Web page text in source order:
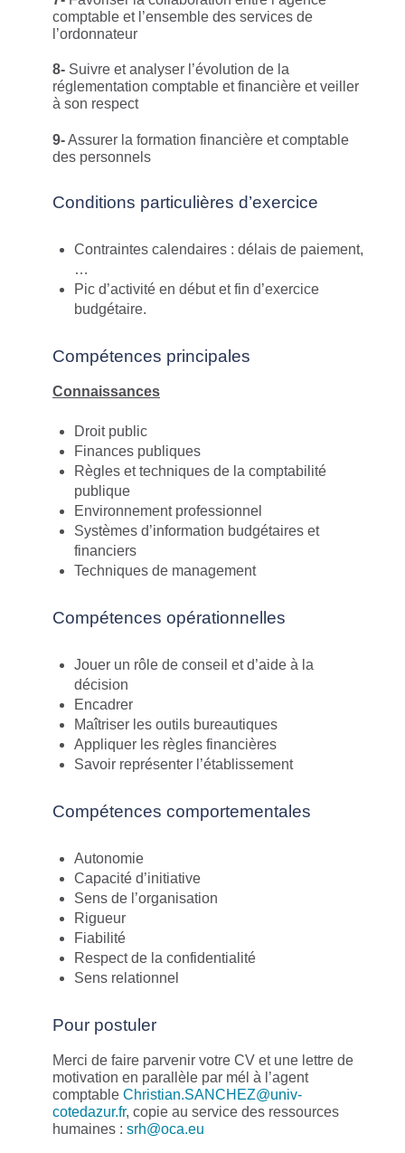
comptable et l’ensemble des services de
l’ordonnateur
8- Suivre et analyser l’évolution de la
réglementation comptable et financière et veiller
à son respect
9-Assurer la formation financière et comptable
des personnels
Conditions particulières d’exercice
Contraintes calendaires : délais de paiement,
…
Pic d’activité en début et fin d’exercice
budgétaire.
Compétences principales
Connaissances
Droit public
Finances publiques
Règles et techniques de la comptabilité
publique
Environnement professionnel
Systèmes d’information budgétaires et
financiers
Techniques de management
Compétences opérationnelles
Jouer un rôle de conseil et d’aide à la
décision
Encadrer
Maîtriser les outils bureautiques
Appliquer les règles financières
Savoir représenter l’établissement
Compétences comportementales
Autonomie
Capacité d’initiative
Sens de l’organisation
Rigueur
Fiabilité
Respect de la confidentialité
Sens relationnel
Pour postuler
Merci de faire parvenir votre CV et une lettre de
motivation en parallèle par mél à l’agent
comptable Christian.SANCHEZ@univ-
cotedazur.fr, copie au service des ressources
humaines : srh@oca.eu